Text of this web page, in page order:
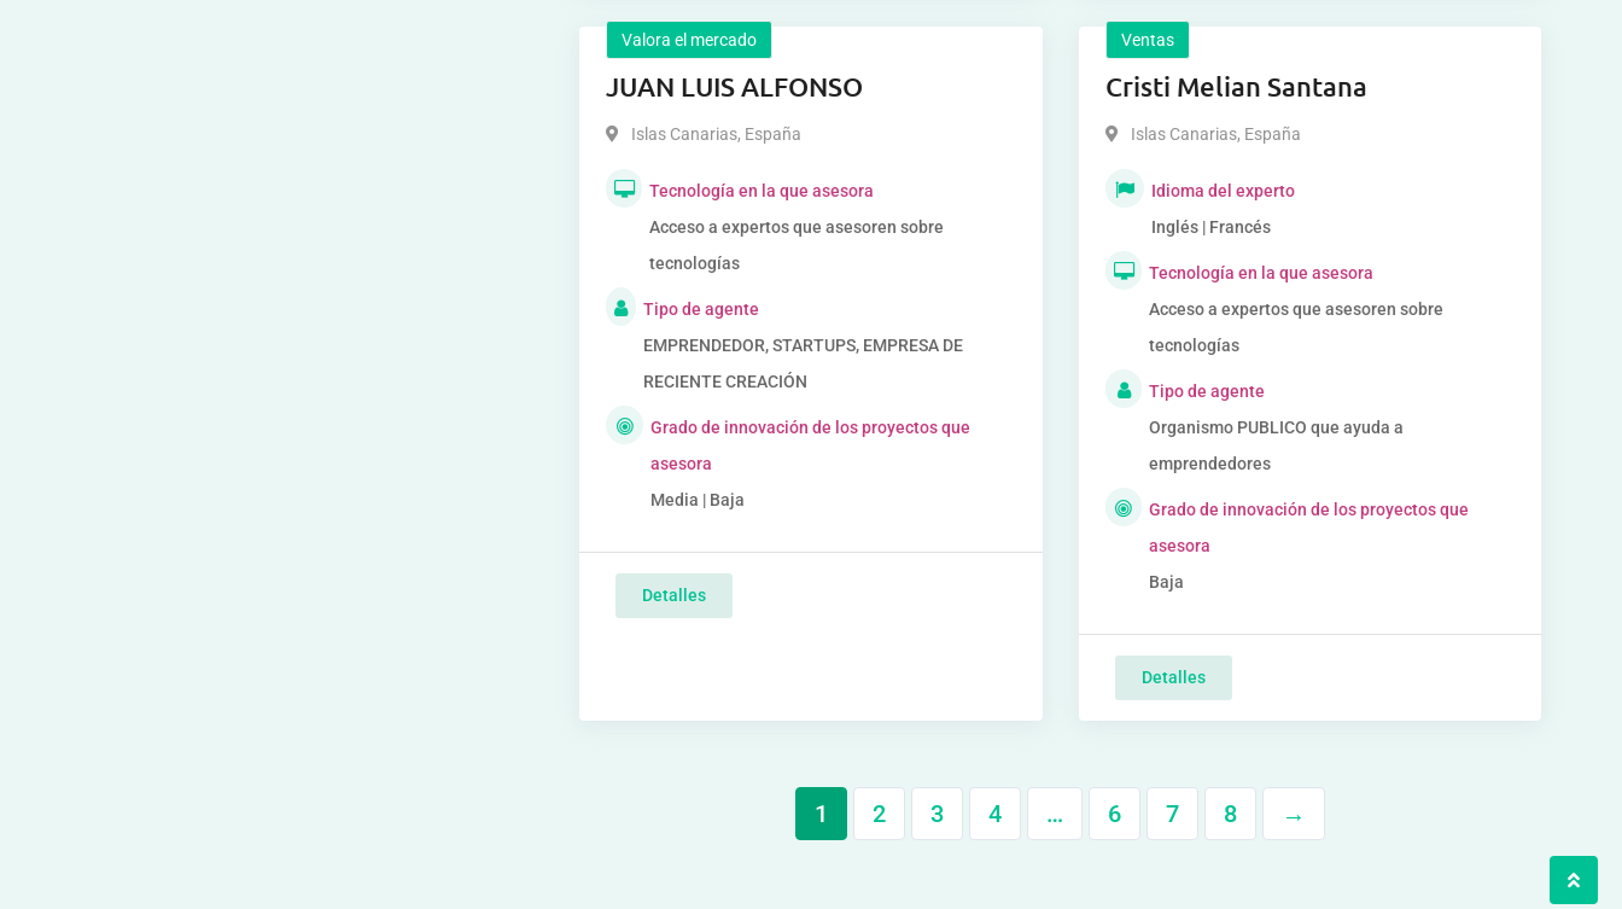
Valora el mercado
JUAN LUIS ALFONSO
Islas Canarias, España
Tecnología en la que asesora
Acceso a expertos que asesoren sobre
tecnologías
Tipo de agente
EMPRENDEDOR, STARTUPS, EMPRESA DE
RECIENTE CREACIÓN
Grado de innovación de los proyectos que
asesora
Media | Baja
Detalles
Ventas
Cristi Melian Santana
Islas Canarias, España
Idioma del experto
Inglés | Francés
Tecnología en la que asesora
Acceso a expertos que asesoren sobre
tecnologías
Tipo de agente
Organismo PUBLICO que ayuda a
emprendedores
Grado de innovación de los proyectos que
asesora
Baja
Detalles
1 2 3 4 … 6 7 8 →